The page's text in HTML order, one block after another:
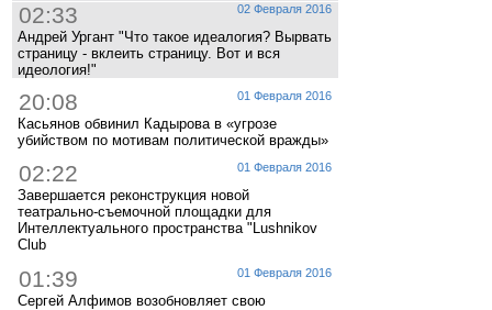
02 Февраля 2016
02:33
Андрей Ургант "Что такое идеалогия? Вырвать
страницу - вклеить страницу. Вот и вся
идеология!"
01 Февраля 2016
20:08
Касьянов обвинил Кадырова в «угрозе
убийством по мотивам политической вражды»
01 Февраля 2016
02:22
Завершается реконструкция новой
театрально-съемочной площадки для
Интеллектуального пространства "Lushnikov
Club
01 Февраля 2016
01:39
Сергей Алфимов возобновляет свою